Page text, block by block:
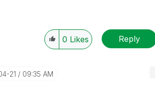
0 Likes Reply
21 09:35 AM